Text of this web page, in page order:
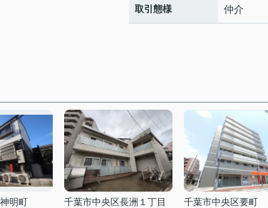
取引態様 仲介
明町
千葉市中央区長洲１丁目
千葉市中央区要町